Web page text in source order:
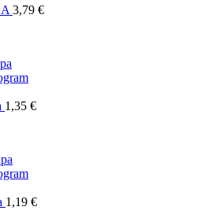
3,79 €
1,35 €
1,19 €